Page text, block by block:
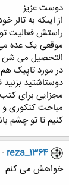
دوست عزیز
از اینکه به تالر
راستش فعالیت
موقعی یک عده
التحصیل می شن
در مورد تاپیک
دوستاشتید
مجزایی برای
مباحث کنکوری و
کنیم تا تو چشم
reza_1364
خواهش می کنم